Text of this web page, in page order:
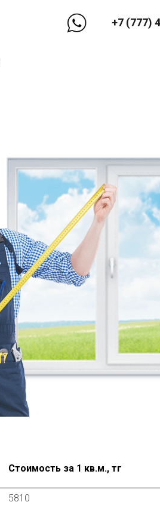
+7 (777)
Стоимость за 1 кв.м., тг
5810